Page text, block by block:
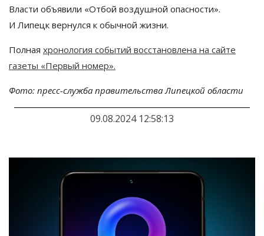
Власти объявили «Отбой воздушной опасности».
И Липецк вернулся к обычной жизни.
Полная хронология событий восстановлена на сайте
газеты «Первый номер».
Фото: пресс-служба правительства Липецкой области
09.08.2024 12:58:13